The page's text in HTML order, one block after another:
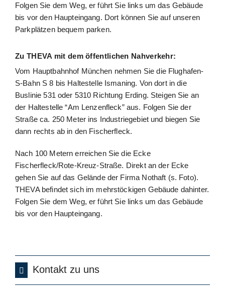
Folgen Sie dem Weg, er führt Sie links um das Gebäude
bis vor den Haupteingang. Dort können Sie auf unseren
Parkplätzen bequem parken.
Zu THEVA mit dem öffentlichen Nahverkehr:
Vom Hauptbahnhof München nehmen Sie die Flughafen-
S-Bahn S 8 bis Haltestelle Ismaning. Von dort in die
Buslinie 531 oder 5310 Richtung Erding. Steigen Sie an
der Haltestelle “Am Lenzenfleck” aus. Folgen Sie der
Straße ca. 250 Meter ins Industriegebiet und biegen Sie
dann rechts ab in den Fischerfleck.
Nach 100 Metern erreichen Sie die Ecke
Fischerfleck/Rote-Kreuz-Straße. Direkt an der Ecke
gehen Sie auf das Gelände der Firma Nothaft (s. Foto).
THEVA befindet sich im mehrstöckigen Gebäude dahinter.
Folgen Sie dem Weg, er führt Sie links um das Gebäude
bis vor den Haupteingang.
Kontakt zu uns